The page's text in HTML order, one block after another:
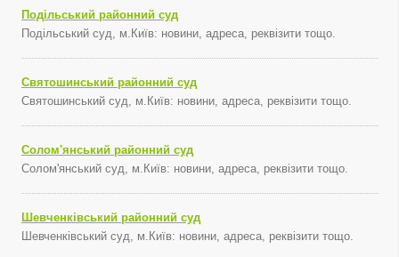
Подільський районний суд
Подільський суд, м.Київ: новини, адреса, реквізити тощо.
Святошинський районний суд
Святошинський суд, м.Київ: новини, адреса, реквізити тощо.
Солом'янський районний суд
Солом'янський суд, м.Київ: новини, адреса, реквізити тощо.
Шевченківський районний суд
Шевченківський суд, м.Київ: новини, адреса, реквізити тощо.